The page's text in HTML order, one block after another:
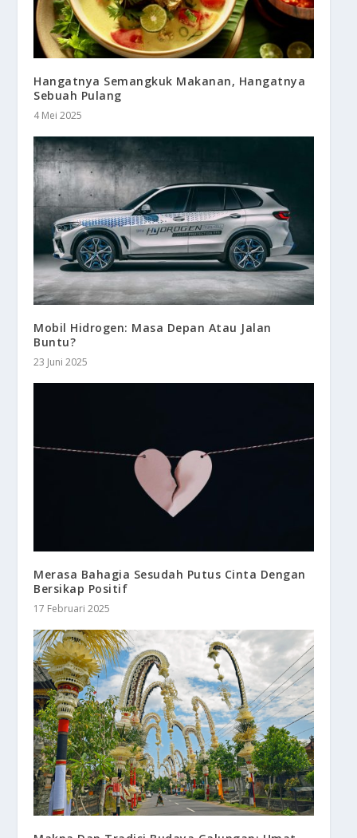
Hangatnya Semangkuk Makanan, Hangatnya
Sebuah Pulang
4 Mei 2025
Mobil Hidrogen: Masa Depan Atau Jalan
Buntu?
23 Juni 2025
Merasa Bahagia Sesudah Putus Cinta Dengan
Bersikap Positif
17 Februari 2025